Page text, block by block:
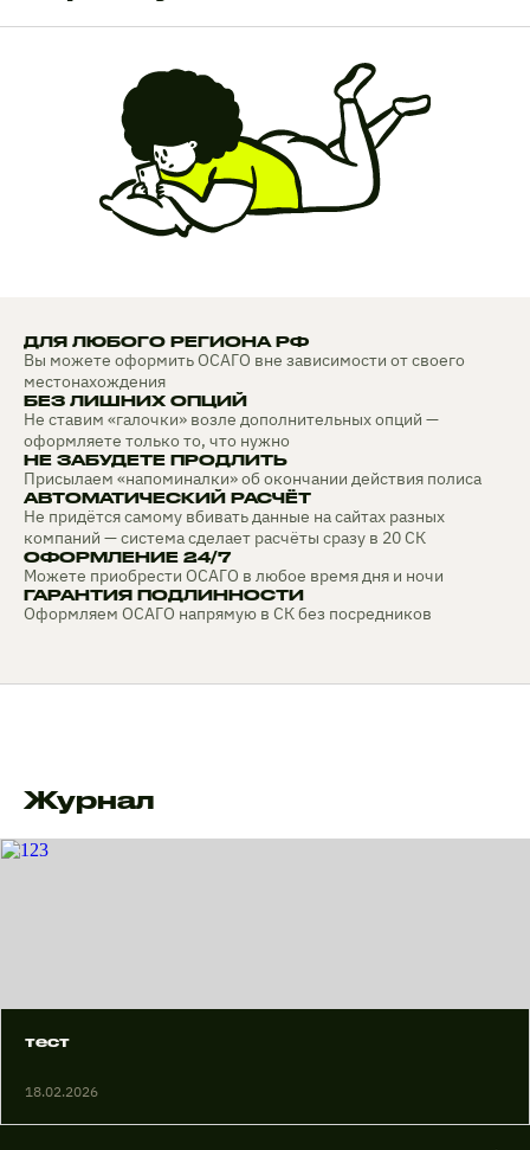
ДЛЯ ЛЮБОГО РЕГИОНА РФ
Вы можете оформить ОСАГО вне зависимости от своего
местонахождения
БЕЗ ЛИШНИХ ОПЦИЙ
Не ставим «галочки» возле дополнительных опций —
оформляете только то, что нужно
НЕ ЗАБУДЕТЕ ПРОДЛИТЬ
Присылаем «напоминалки» об окончании действия полиса
АВТОМАТИЧЕСКИЙ РАСЧЁТ
Не придётся самому вбивать данные на сайтах разных
компаний — система сделает расчёты сразу в 20 СК
ОФОРМЛЕНИЕ 24/7
Можете приобрести ОСАГО в любое время дня и ночи
ГАРАНТИЯ ПОДЛИННОСТИ
Оформляем ОСАГО напрямую в СК без посредников
Журнал
тест
18.02.2026